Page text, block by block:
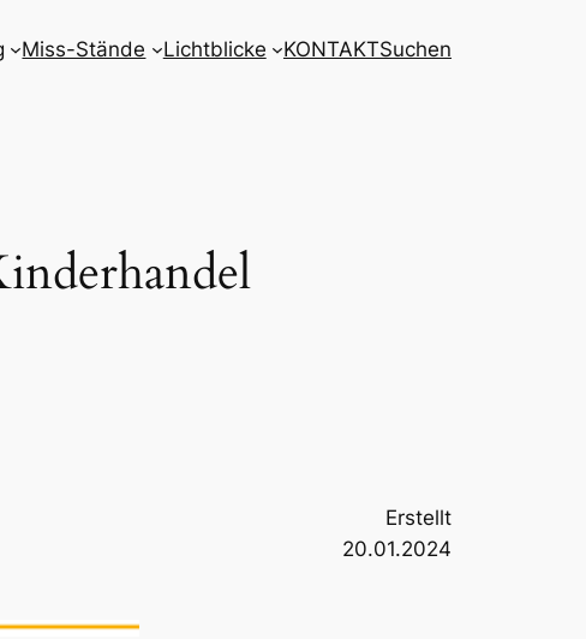
Miss-Stände Lichtblicke KONTAKTSuchen
Erstellt
20.01.2024